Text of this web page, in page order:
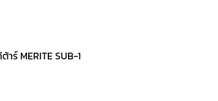
ร์ MERITE SUB-1